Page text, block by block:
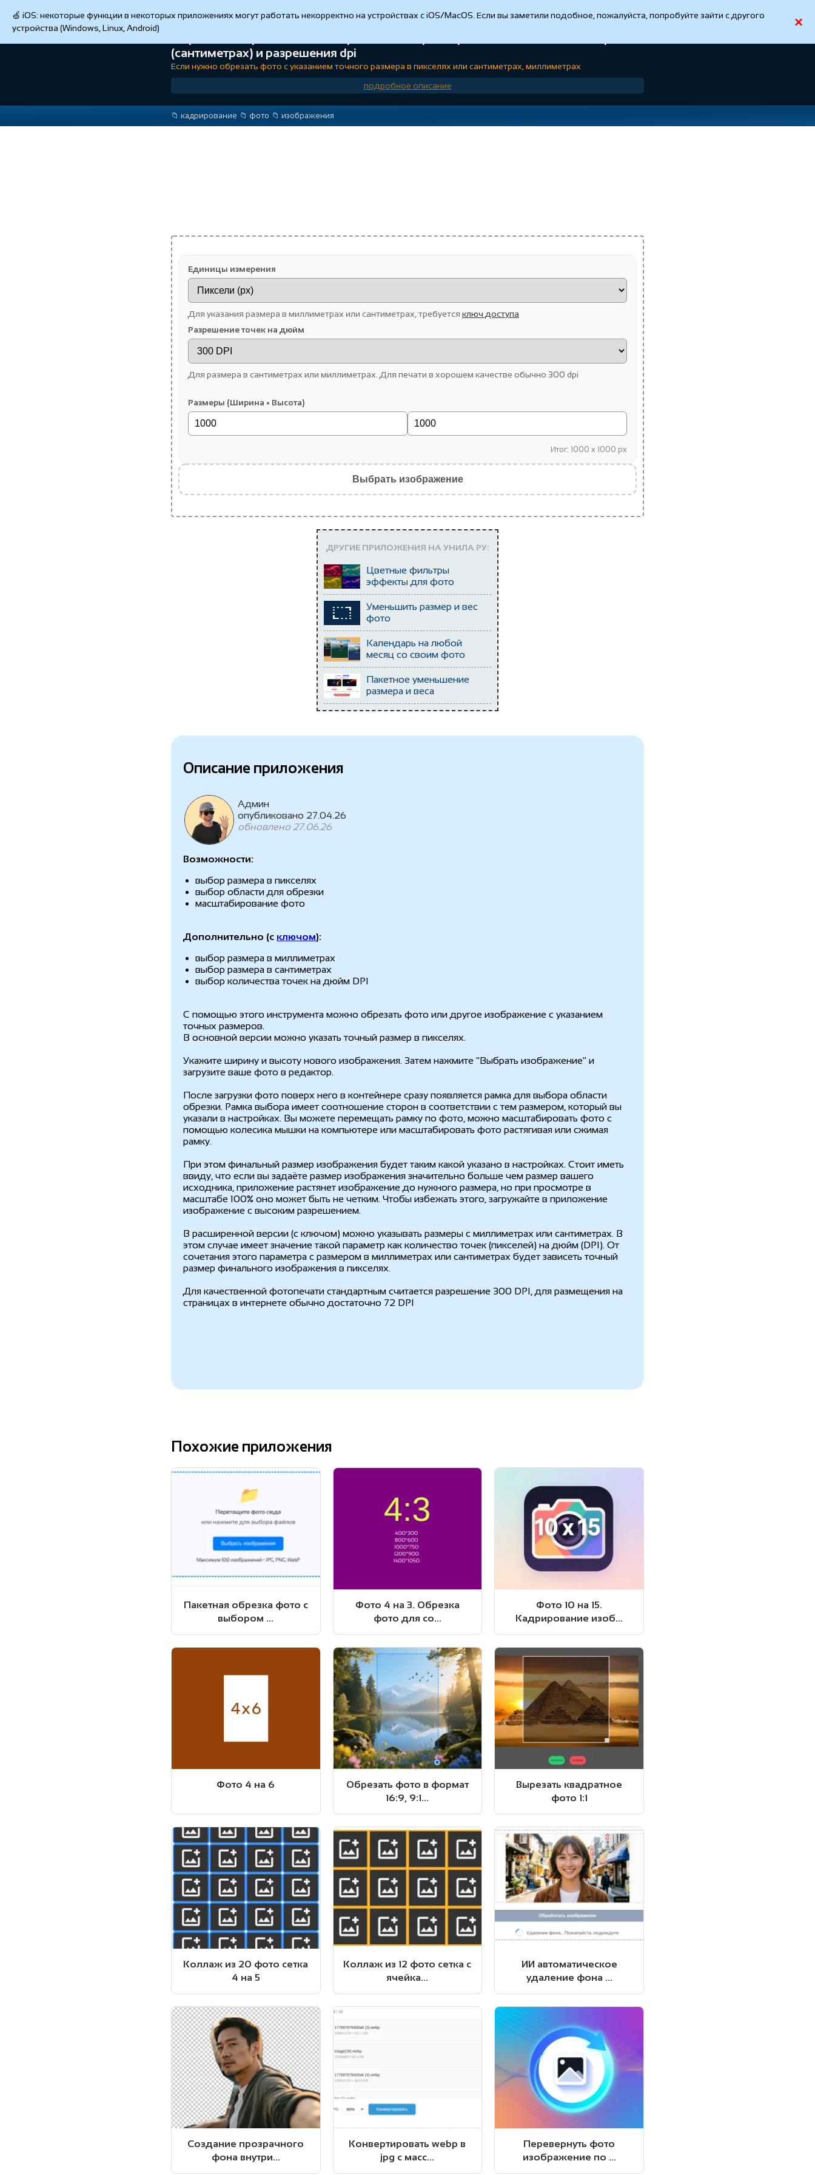
🍏️ iOS: некоторые функции в некоторых приложениях могут работать некорректно на устройствах с iOS/MacOS. Если вы заметили подобное, пожалуйста, попробуйте зайти с другого
устройства (Windows, Linux, Android)
×
(сантиметрах) и разрешения dpi
Если нужно обрезать фото с указанием точного размера в пикселях или сантиметрах, миллиметрах
подробное описание
📁️ кадрирование 📁️ фото 📁️ изображения
Единицы измерения
Для указания размера в миллиметрах или сантиметрах, требуется ключ доступа
Разрешение точек на дюйм
Для размера в сантиметрах или миллиметрах. Для печати в хорошем качестве обычно 300 dpi
Размеры (Ширина × Высота)
Итог: 1000 x 1000 px
Выбрать изображение
ДРУГИЕ ПРИЛОЖЕНИЯ НА УНИЛА РУ:
Цветные фильтры
эффекты для фото
Уменьшить размер и вес
фото
Календарь на любой
месяц со своим фото
Пакетное уменьшение
размера и веса
фотографий
Описание приложения
Админ
опубликовано 27.04.26
обновлено 27.06.26
Возможности:
выбор размера в пикселях
выбор области для обрезки
масштабирование фото
Дополнительно (с ключом):
выбор размера в миллиметрах
выбор размера в сантиметрах
выбор количества точек на дюйм DPI
С помощью этого инструмента можно обрезать фото или другое изображение с указанием
точных размеров.
В основной версии можно указать точный размер в пикселях.
Укажите ширину и высоту нового изображения. Затем нажмите "Выбрать изображение" и
загрузите ваше фото в редактор.
После загрузки фото поверх него в контейнере сразу появляется рамка для выбора области
обрезки. Рамка выбора имеет соотношение сторон в соответствии с тем размером, который вы
указали в настройках. Вы можете перемещать рамку по фото, можно масштабировать фото с
помощью колесика мышки на компьютере или масштабировать фото растягивая или сжимая
рамку.
При этом финальный размер изображения будет таким какой указано в настройках. Стоит иметь
ввиду, что если вы задаёте размер изображения значительно больше чем размер вашего
исходника, приложение растянет изображение до нужного размера, но при просмотре в
масштабе 100% оно может быть не четким. Чтобы избежать этого, загружайте в приложение
изображение с высоким разрешением.
В расширенной версии (с ключом) можно указывать размеры с миллиметрах или сантиметрах. В
этом случае имеет значение такой параметр как количество точек (пикселей) на дюйм (DPI). От
сочетания этого параметра с размером в миллиметрах или сантиметрах будет зависеть точный
размер финального изображения в пикселях.
Для качественной фотопечати стандартным считается разрешение 300 DPI, для размещения на
страницах в интернете обычно достаточно 72 DPI
Похожие приложения
Пакетная обрезка фото с
выбором ...
Фото 4 на 3. Обрезка
фото для со...
Фото 10 на 15.
Кадрирование изоб...
Фото 4 на 6
Обрезать фото в формат
16:9, 9:1...
Вырезать квадратное
фото 1:1
Коллаж из 20 фото сетка
4 на 5
Коллаж из 12 фото сетка с
ячейка...
ИИ автоматическое
удаление фона ...
Создание прозрачного
фона внутри...
Конвертировать webp в
jpg с масс...
Перевернуть фото
изображение по ...